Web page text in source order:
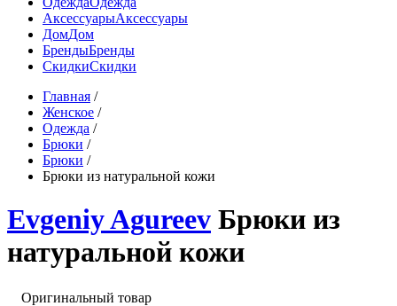
АксессуарыАксессуары
ДомДом
БрендыБренды
СкидкиСкидки
Главная /
Женское /
Одежда /
Брюки /
Брюки /
Брюки из натуральной кожи
Evgeniy Agureev Брюки из
натуральной кожи
Оригинальный товар